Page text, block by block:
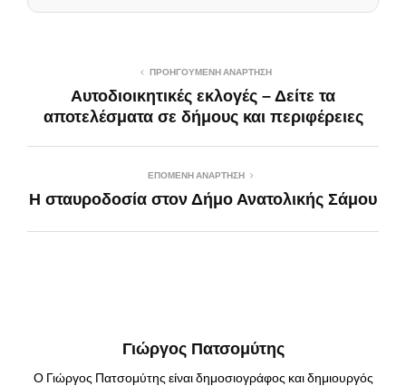
ΠΡΟΗΓΟΎΜΕΝΗ ΑΝΆΡΤΗΣΗ
Αυτοδιοικητικές εκλογές – Δείτε τα
αποτελέσματα σε δήμους και περιφέρειες
ΕΠΌΜΕΝΗ ΑΝΆΡΤΗΣΗ
Η σταυροδοσία στον Δήμο Ανατολικής Σάμου
Γιώργος Πατσομύτης
Ο Γιώργος Πατσομύτης είναι δημοσιογράφος και δημιουργός